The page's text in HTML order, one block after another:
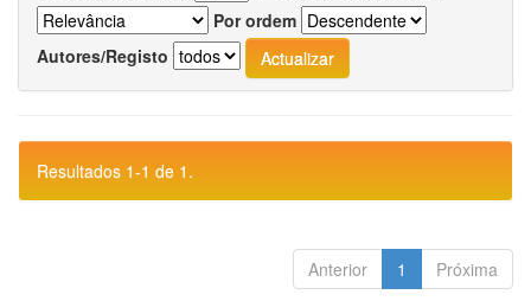
Por ordem
Autores/Registo
Resultados 1-1 de 1.
Anterior 1 Próxima